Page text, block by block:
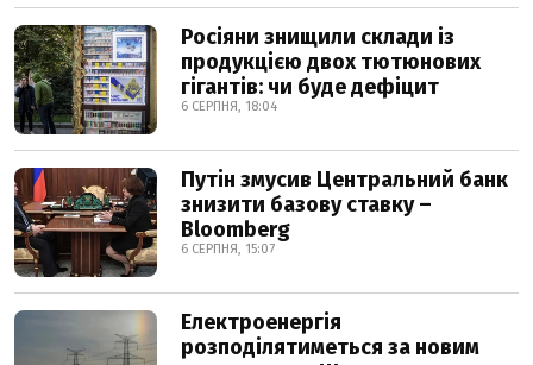
Росіяни знищили склади із
продукцією двох тютюнових
гігантів: чи буде дефіцит
6 СЕРПНЯ, 18:04
Путін змусив Центральний банк
знизити базову ставку –
Bloomberg
6 СЕРПНЯ, 15:07
Електроенергія
розподілятиметься за новим